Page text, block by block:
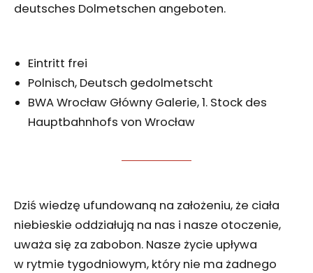
deutsches Dolmetschen angeboten.
Eintritt frei
Polnisch, Deutsch gedolmetscht
BWA Wrocław Główny Galerie, 1. Stock des
Hauptbahnhofs von Wrocław
Dziś wiedzę ufundowaną na założeniu, że ciała
niebieskie oddziałują na nas i nasze otoczenie,
uważa się za zabobon. Nasze życie upływa
w rytmie tygodniowym, który nie ma żadnego